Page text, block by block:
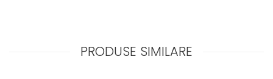
PRODUSE SIMILARE